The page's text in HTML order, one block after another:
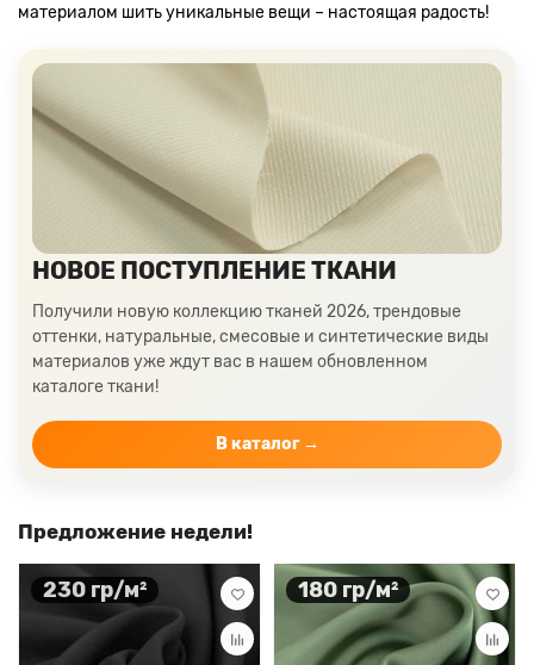
материалом шить уникальные вещи – настоящая радость!
НОВОЕ ПОСТУПЛЕНИЕ ТКАНИ
Получили новую коллекцию тканей 2026, трендовые
оттенки, натуральные, смесовые и синтетические виды
материалов уже ждут вас в нашем обновленном
каталоге ткани!
В каталог →
Предложение недели!
230 гр/м² 180 гр/м²